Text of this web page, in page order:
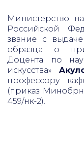
Министерство
Российской
звание с
образца о
Доцента по
искусства»
профессору
(приказ
459/нк-2).